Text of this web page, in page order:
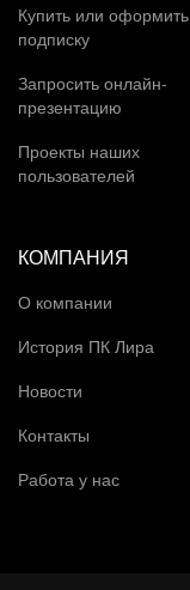
Купить или оформить
подписку
Запросить онлайн-
презентацию
Проекты наших
пользователей
КОМПАНИЯ
О компании
История ПК Лира
Новости
Контакты
Работа у нас